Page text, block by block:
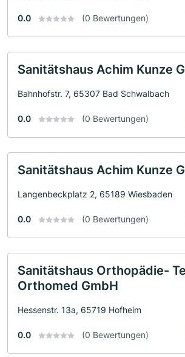
0.0 (0 Bewertungen)
Sanitätshaus Achim Kunze
Bahnhofstr. 7, 65307 Bad Schwalbach
0.0 (0 Bewertungen)
Sanitätshaus Achim Kunze
Langenbeckplatz 2, 65189 Wiesbaden
0.0 (0 Bewertungen)
Sanitätshaus Orthopädie-
Orthomed GmbH
Hessenstr. 13a, 65719 Hofheim
0.0 (0 Bewertungen)